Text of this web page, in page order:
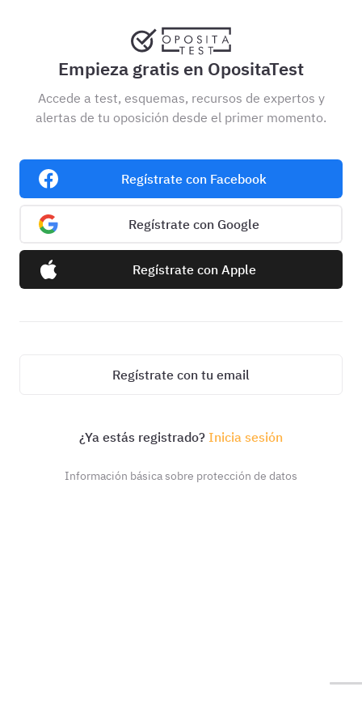
Empieza gratis en OpositaTest
Accede a test, esquemas, recursos de expertos y
alertas de tu oposición desde el primer momento.
Regístrate con Facebook
Regístrate con Google
Regístrate con Apple
Regístrate con tu email
¿Ya estás registrado? Inicia sesión
Información básica sobre protección de datos